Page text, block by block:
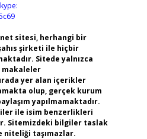
sitesi, herhangi bir
şirketi ile hiçbir
Sitede yalnızca
makaleler
yer alan içerikler
olup, gerçek kurum
yapılmamaktadır.
ile isim benzerlikleri
Sitemizdeki bilgiler taslak
niteliği taşımazlar.